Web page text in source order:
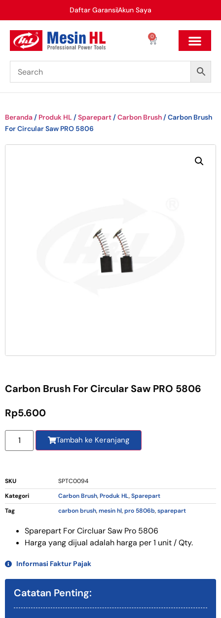
Daftar GaransiAkun Saya
0
Beranda / Produk HL /Sparepart /Carbon Brush / Carbon Brush
For Circular Saw PRO 5806
Carbon Brush For Circular Saw PRO 5806
Rp5.600
Tambah ke Keranjang
SKU
SPTC0094
Kategori
Carbon Brush,Produk HL,Sparepart
Tag
carbon brush,mesin hl,pro 5806b,sparepart
Sparepart For Circluar Saw Pro 5806
Harga yang dijual adalah harga per 1 unit / Qty.
Informasi Faktur Pajak
Catatan Penting: